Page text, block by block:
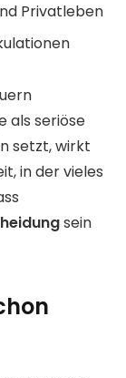
Privatleben
als seriöse
setzt, wirkt
in der vieles
sein